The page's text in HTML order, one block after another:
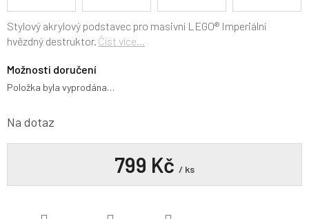
Na dotaz
Možnosti doručení
Položka byla vyprodána…
Stylový akrylový podstavec pro masivní LEGO® Imperiální
hvězdný destruktor. Číst více...
799 Kč / ks